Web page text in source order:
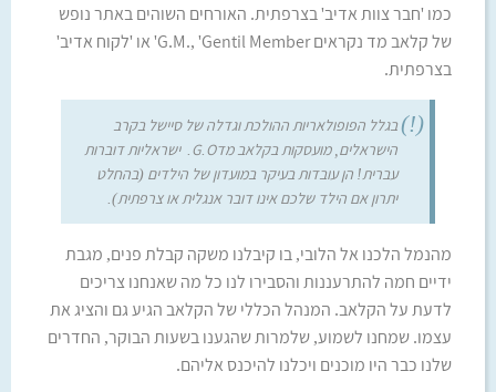
כמו 'חבר צוות אדיב' בצרפתית. האורחים השוהים באתר נופש
של קלאב מד נקראים G.M., 'Gentil Member' או 'לקוח אדיב'
בצרפתית.
בגלל הפופולאריות ההולכת וגדלה של סיישל בקרב
הישראלים, מועסקות בקלאב מדG.O. ישראליות דוברות
עברית! הן עובדות בעיקר במועדון של הילדים (בהחלט
יתרון אם הילד שלכם אינו דובר אנגלית או צרפתית).
מהנמל הלכנו אל הלובי, בו קיבלנו משקה קבלת פנים, מגבת
ידיים חמה להתרעננות והסבירו לנו כל מה שאנחנו צריכים
לדעת על הקלאב. המנהל הכללי של הקלאב הגיע גם והציג את
עצמו. שמחנו לשמוע, שלמרות שהגענו בשעות הבוקר, החדרים
שלנו כבר היו מוכנים ויכלנו להיכנס אליהם.